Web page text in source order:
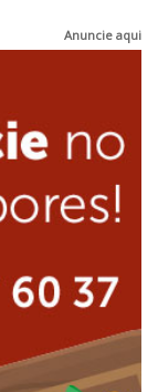
Anuncie aqui